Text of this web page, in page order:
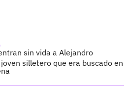
sin vida a Alejandro
silletero que era buscado en